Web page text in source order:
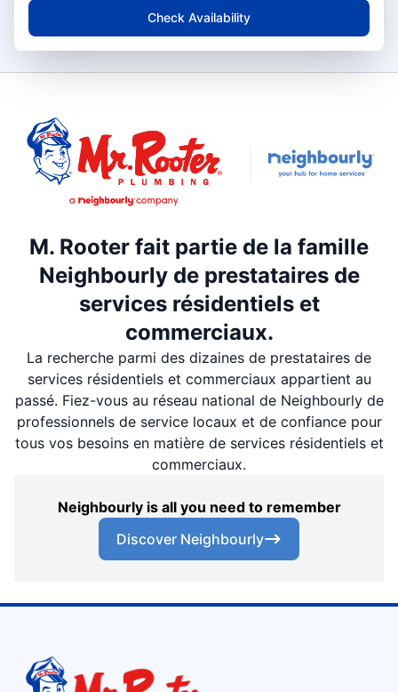
Check Availability
M. Rooter fait partie de la famille
Neighbourly de prestataires de
services résidentiels et
commerciaux.
La recherche parmi des dizaines de prestataires de
services résidentiels et commerciaux appartient au
passé. Fiez-vous au réseau national de Neighbourly de
professionnels de service locaux et de confiance pour
tous vos besoins en matière de services résidentiels et
commerciaux.
Neighbourly is all you need to remember
Discover Neighbourly